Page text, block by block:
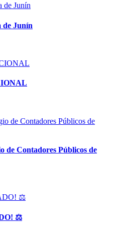
de Junín
de Contadores Públicos de
⚖️